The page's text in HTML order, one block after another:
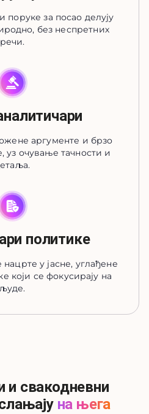
поруке за посао делују
без неспретних
речи.
аргументе и брзо
уз очување тачности и
политике
у јасне, углађене
који се фокусирају на
људе.
и свакодневни
на њега